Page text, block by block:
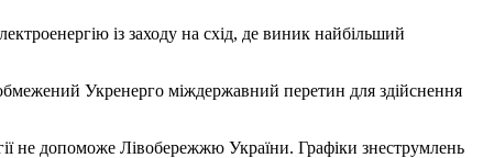
із заходу на схід, де виник найбільший
Укренерго міждержавний перетин для здійснення
не допоможе Лівобережжю України. Графіки знеструмлень